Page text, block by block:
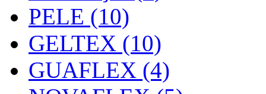
PELE (10)
GELTEX (10)
GUAFLEX (4)